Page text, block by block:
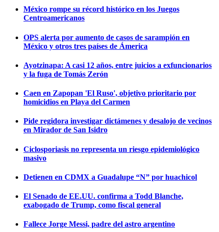
México rompe su récord histórico en los Juegos
Centroamericanos
OPS alerta por aumento de casos de sarampión en
México y otros tres países de Ámerica
Ayotzinapa: A casi 12 años, entre juicios a exfuncionarios
y la fuga de Tomás Zerón
Caen en Zapopan 'El Ruso', objetivo prioritario por
homicidios en Playa del Carmen
Pide regidora investigar dictámenes y desalojo de vecinos
en Mirador de San Isidro
Ciclosporiasis no representa un riesgo epidemiológico
masivo
Detienen en CDMX a Guadalupe “N” por huachicol
El Senado de EE.UU. confirma a Todd Blanche,
exabogado de Trump, como fiscal general
Fallece Jorge Messi, padre del astro argentino